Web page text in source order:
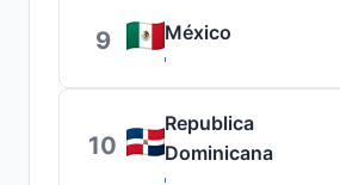
9 México
10
Republica
Dominicana